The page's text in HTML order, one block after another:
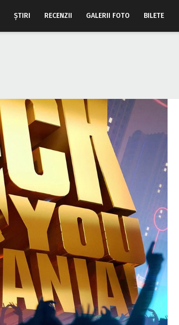
ŞTIRI RECENZII GALERII FOTO BILETE